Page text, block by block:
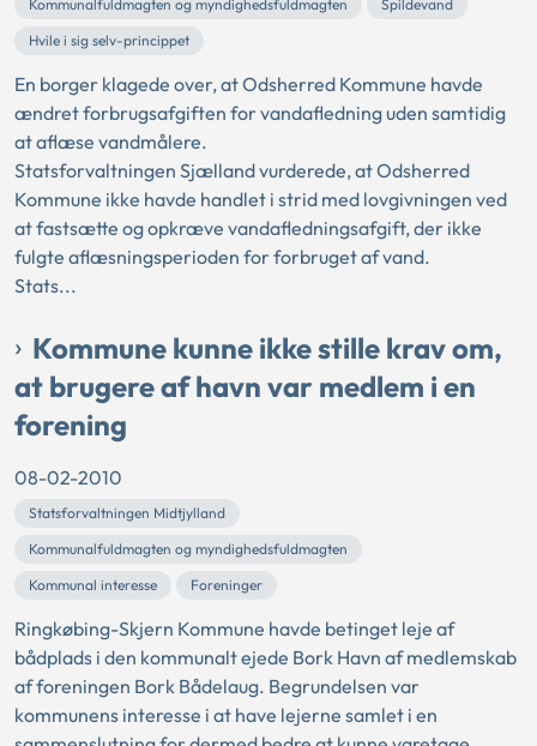
Kommunalfuldmagten og myndighedsfuldmagten
Spildevand
Hvile i sig selv-princippet
En borger klagede over, at Odsherred Kommune havde
ændret forbrugsafgiften for vandafledning uden samtidig
at aflæse vandmålere.
Statsforvaltningen Sjælland vurderede, at Odsherred
Kommune ikke havde handlet i strid med lovgivningen ved
at fastsætte og opkræve vandafledningsafgift, der ikke
fulgte aflæsningsperioden for forbruget af vand.
Stats...
Kommune kunne ikke stille krav om,
at brugere af havn var medlem i en
forening
08-02-2010
Statsforvaltningen Midtjylland
Kommunalfuldmagten og myndighedsfuldmagten
Kommunal interesse
Foreninger
Ringkøbing-Skjern Kommune havde betinget leje af
bådplads i den kommunalt ejede Bork Havn af medlemskab
af foreningen Bork Bådelaug. Begrundelsen var
kommunens interesse i at have lejerne samlet i en